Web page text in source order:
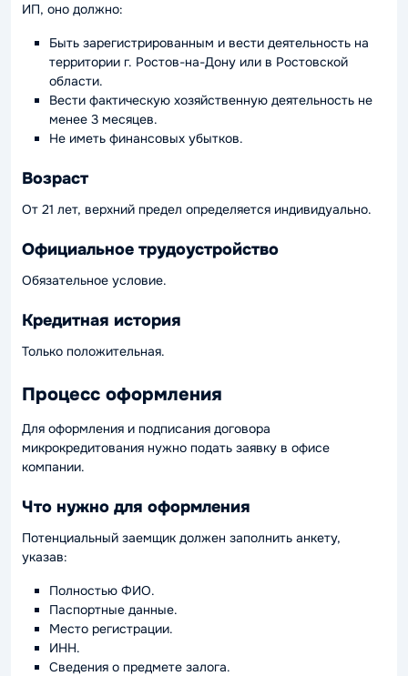
ИП, оно должно:
Быть зарегистрированным и вести деятельность на
территории г. Ростов-на-Дону или в Ростовской
области.
Вести фактическую хозяйственную деятельность не
менее 3 месяцев.
Не иметь финансовых убытков.
Возраст
От 21 лет, верхний предел определяется индивидуально.
Официальное трудоустройство
Обязательное условие.
Кредитная история
Только положительная.
Процесс оформления
Для оформления и подписания договора
микрокредитования нужно подать заявку в офисе
компании.
Что нужно для оформления
Потенциальный заемщик должен заполнить анкету,
указав:
Полностью ФИО.
Паспортные данные.
Место регистрации.
ИНН.
Сведения о предмете залога.